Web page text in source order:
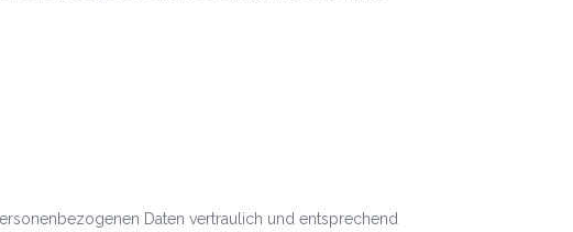
Daten vertraulich und entsprechend